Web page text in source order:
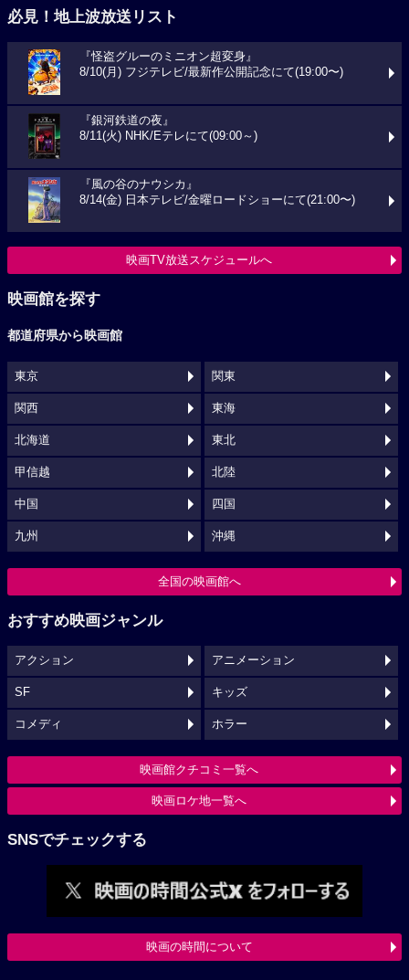
必見！地上波放送リスト
『怪盗グルーのミニオン超変身』
8/10(月) フジテレビ/最新作公開記念にて(19:00〜)
『銀河鉄道の夜』
8/11(火) NHK/Eテレにて(09:00～)
『風の谷のナウシカ』
8/14(金) 日本テレビ/金曜ロードショーにて(21:00〜)
映画TV放送スケジュールへ
映画館を探す
都道府県から映画館
東京 関東
関西 東海
北海道 東北
甲信越 北陸
中国 四国
九州 沖縄
全国の映画館へ
おすすめ映画ジャンル
アクション アニメーション
SF キッズ
コメディ ホラー
映画館クチコミ一覧へ
映画ロケ地一覧へ
SNSでチェックする
映画の時間について